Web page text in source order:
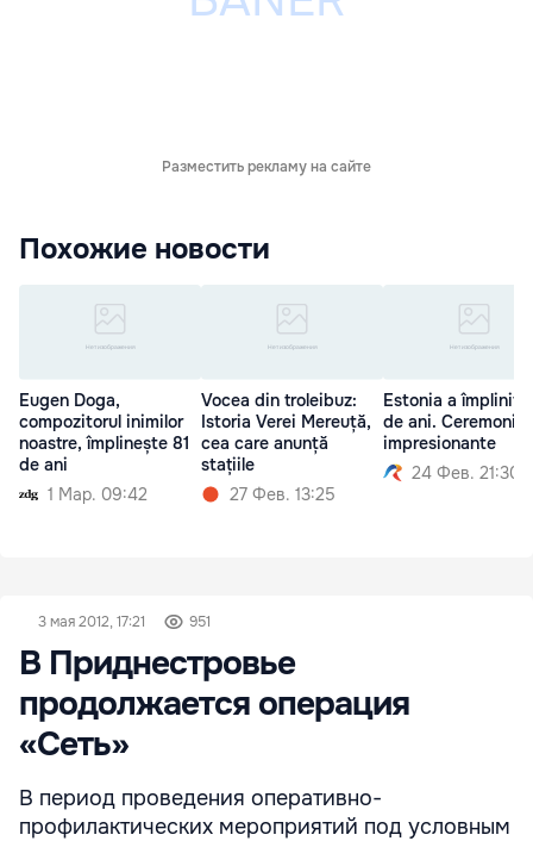
Разместить рекламу на сайте
Похожие новости
Eugen Doga,
compozitorul inimilor
noastre, împlinește 81
de ani
1 Мар. 09:42
Vocea din troleibuz:
Istoria Verei Mereuță,
cea care anunță
stațiile
27 Фев. 13:25
Estonia a împlinit
de ani. Ceremonii
impresionante
24 Фев. 21:30
3 мая 2012, 17:21 951
В Приднестровье
продолжается операция
«Сеть»
В период проведения оперативно-
профилактических мероприятий под условным